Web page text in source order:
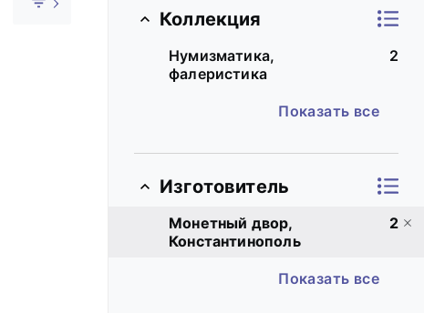
Коллекция
Нумизматика,
фалеристика
2
Показать все
Изготовитель
Монетный двор,
Константинополь
2
Показать все